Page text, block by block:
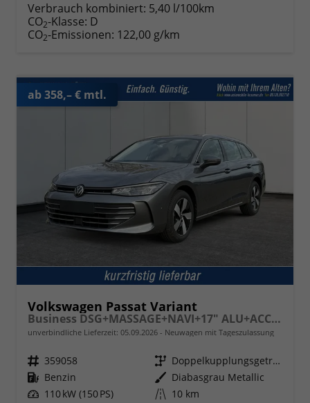
Verbrauch kombiniert: 5,40 l/100km
CO2-Klasse: D
CO2-Emissionen: 122,00 g/km
ab 358,– € mtl.
Volkswagen Passat Variant
Business DSG+MASSAGE+NAVI+17" ALU+ACC+KAMERA+LED
unverbindliche Lieferzeit: 05.09.2026 Neuwagen mit Tageszulassung
Fahrzeugnr. 359058 Getriebe
Doppelkupplungsgetriebe (DSG)
Kraftstoff Benzin Außenfarbe Diabasgrau Metallic
Leistung 110 kW (150 PS) Kilometerstand 10 km